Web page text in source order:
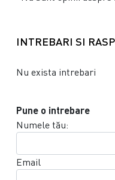
INTREBARI SI
Nu exista intrebari
Pune o intrebare
Numele tău:
Email